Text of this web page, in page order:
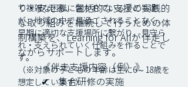
て複雑な困難に置かれている子ども達
が、地域の中で見過ごされることなく、
早期に適切な支援場所に繋がり、見守ら
れ・支えられていく仕組みを作ることで
す。
（※対象の子どもの年齢は主に6～18歳を
想定しています）
り・支える、包括的な支援の実践的
な取り組みを継続して行うための体
制構築を、Learning for Allが伴走し
ながらサポートします。
《伴走支援内容（例）》
✔ 集合研修の実施